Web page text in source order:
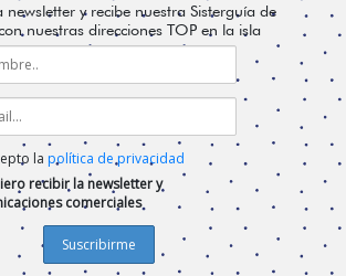
newsletter y recibe nuestra Sisterguía de
nuestras direcciones TOP en la isla
la política de privacidad
recibir la newsletter y
comerciales